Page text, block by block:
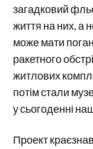
загадковий
життя на них, а
може мати
ракетного
житлових
потім стали
у сьогоденні
Проект